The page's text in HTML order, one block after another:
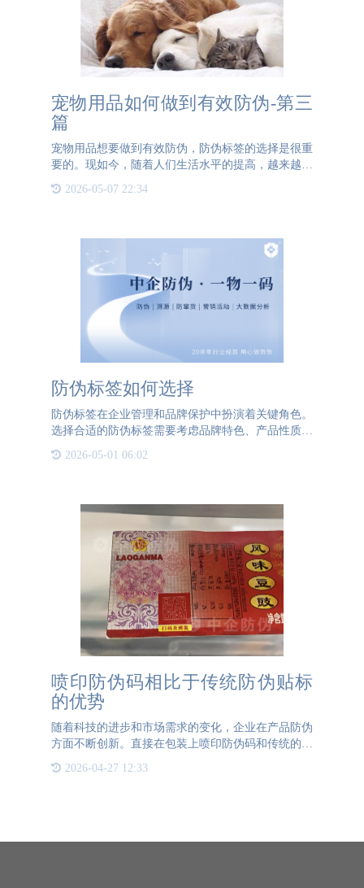
宠物用品如何做到有效防伪-第三
篇
宠物用品想要做到有效防伪，防伪标签的选择是很重
要的。现如今，随着人们生活水平的提高，越来越多
法分子所利用，将低成本的假货当做正品来出售。这
2026-05-07 22:34
防伪标签如何选择
防伪标签在企业管理和品牌保护中扮演着关键角色。
选择合适的防伪标签需要考虑品牌特色、产品性质和
和材质搭配的标签定制服务，确保产品拥有独特的防
2026-05-01 06:02
喷印防伪码相比于传统防伪贴标
的优势
随着科技的进步和市场需求的变化，企业在产品防伪
方面不断创新。直接在包装上喷印防伪码和传统的在
包装上贴防伪标签这两种方式各有优势，通宝TB222
防伪带大家详细讨论：首先，直接喷印防伪码无需额
2026-04-27 12:33